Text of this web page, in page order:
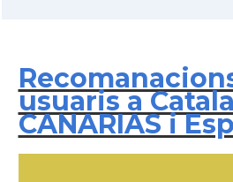
usuaris a
CANARIAS i